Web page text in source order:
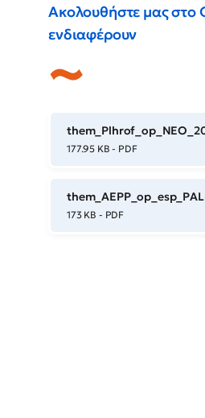
Ακολουθήστε μας στο
ενδιαφέρουν
177.95 KB - PDF
173 KB - PDF